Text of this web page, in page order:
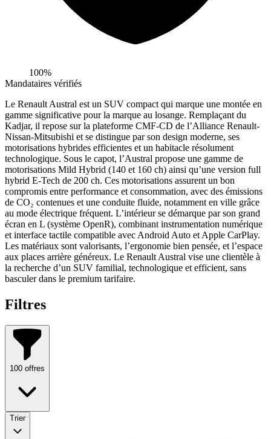
100%
Mandataires vérifiés
Le Renault Austral est un SUV compact qui marque une montée en
gamme significative pour la marque au losange. Remplaçant du
Kadjar, il repose sur la plateforme CMF-CD de l’Alliance Renault-
Nissan-Mitsubishi et se distingue par son design moderne, ses
motorisations hybrides efficientes et un habitacle résolument
technologique. Sous le capot, l’Austral propose une gamme de
motorisations Mild Hybrid (140 et 160 ch) ainsi qu’une version full
hybrid E-Tech de 200 ch. Ces motorisations assurent un bon
compromis entre performance et consommation, avec des émissions
de CO₂ contenues et une conduite fluide, notamment en ville grâce
au mode électrique fréquent. L’intérieur se démarque par son grand
écran en L (système OpenR), combinant instrumentation numérique
et interface tactile compatible avec Android Auto et Apple CarPlay.
Les matériaux sont valorisants, l’ergonomie bien pensée, et l’espace
aux places arrière généreux. Le Renault Austral vise une clientèle à
la recherche d’un SUV familial, technologique et efficient, sans
basculer dans le premium tarifaire.
Filtres
100 offres
Trier